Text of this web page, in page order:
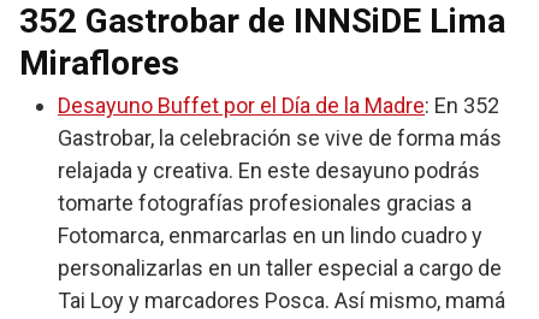
352 Gastrobar de INNSiDE Lima
Miraflores
Desayuno Buffet por el Día de la Madre: En 352
Gastrobar, la celebración se vive de forma más
relajada y creativa. En este desayuno podrás
tomarte fotografías profesionales gracias a
Fotomarca, enmarcarlas en un lindo cuadro y
personalizarlas en un taller especial a cargo de
Tai Loy y marcadores Posca. Así mismo, mamá